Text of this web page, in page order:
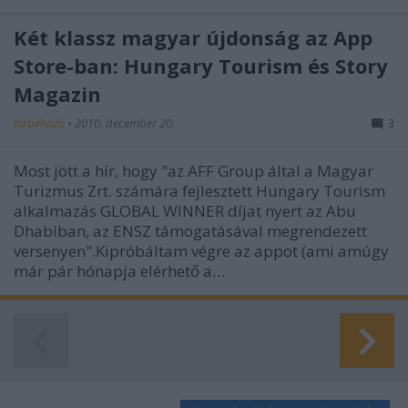
Két klassz magyar újdonság az App
Store-ban: Hungary Tourism és Story
Magazin
hírbehozó • 2010. december 20. 3
Most jött a hír, hogy "az AFF Group által a Magyar
Turizmus Zrt. számára fejlesztett Hungary Tourism
alkalmazás GLOBAL WINNER díjat nyert az Abu
Dhabiban, az ENSZ támogatásával megrendezett
versenyen".Kipróbáltam végre az appot (ami amúgy
már pár hónapja elérhető a…